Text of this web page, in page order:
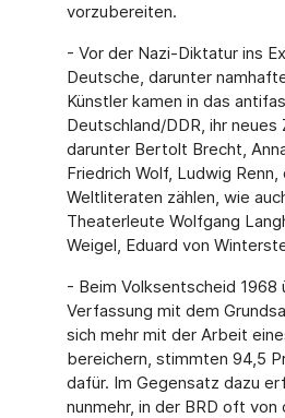
vorzubereiten.
- Vor der Nazi-Diktatur ins
Deutsche, darunter
Künstler kamen in das
Deutschland/DDR, ihr neues
darunter Bertolt Brecht,
Friedrich Wolf, Ludwig Renn,
Weltliteraten zählen, wie
Theaterleute Wolfgang
Weigel, Eduard von
- Beim Volksentscheid 1968
Verfassung mit dem
sich mehr mit der Arbeit
bereichern, stimmten 94,5
dafür. Im Gegensatz dazu
nunmehr, in der BRD oft von